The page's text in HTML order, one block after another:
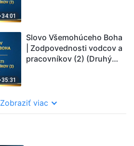
34:01
35:31
Slovo Všemohúceho Boha
| Zodpovednosti vodcov a
pracovníkov (2) (Druhý
Zobraziť viac